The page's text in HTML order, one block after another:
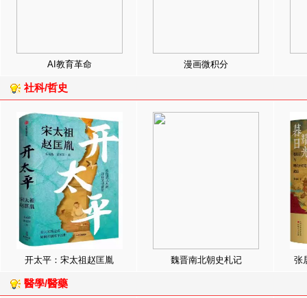
AI教育革命 漫画微积分
社科/哲史
开太平：宋太祖赵匡胤 魏晋南北朝史札记 张
醫學/醫藥